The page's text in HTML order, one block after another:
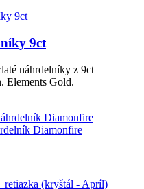
9ct
náhrdelníky z 9ct
Elements Gold.
Diamonfire